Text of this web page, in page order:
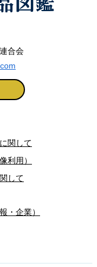
合会
関して
利用）
して
・企業）